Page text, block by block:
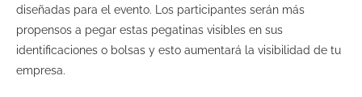
diseñadas para el evento. Los participantes serán más
propensos a pegar estas pegatinas visibles en sus
identificaciones o bolsas y esto aumentará la visibilidad de tu
empresa.